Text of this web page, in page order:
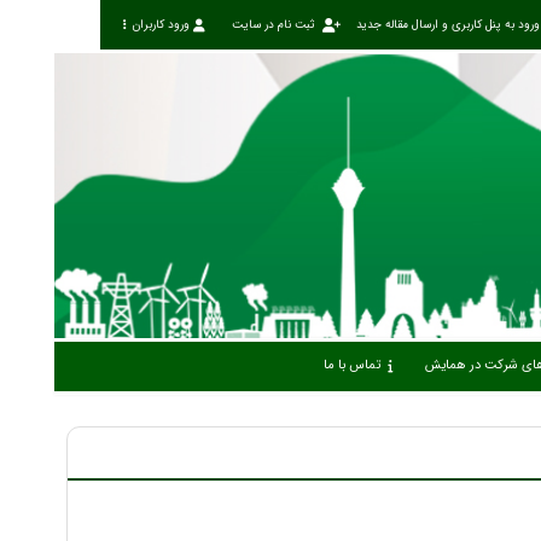
ورود به پنل کاربری و ارسال مقاله جدید ثبت نام در سایت ورود کاربران
های شرکت در همایش تماس با ما